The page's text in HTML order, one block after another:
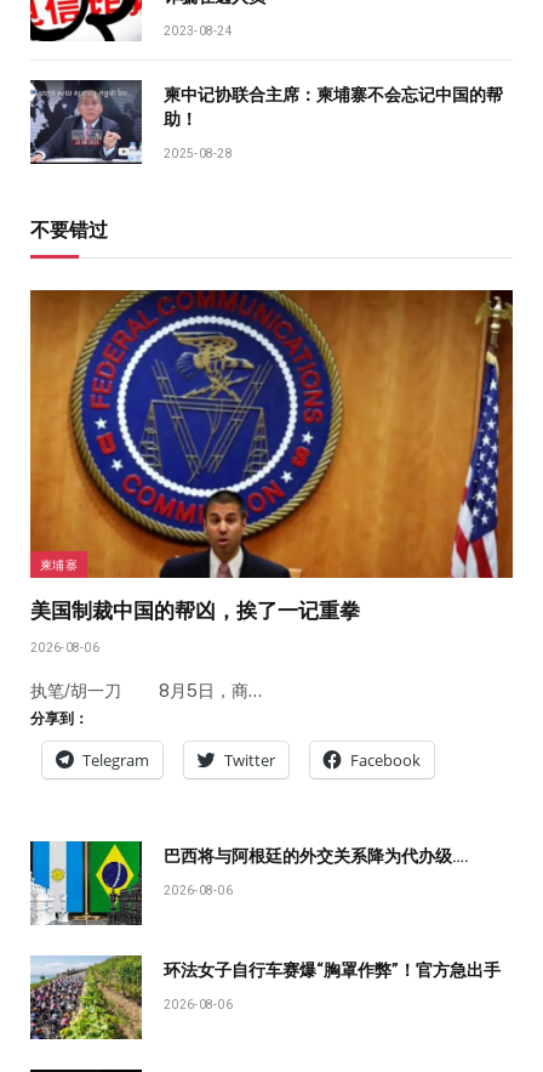
2023-08-24
柬中记协联合主席：柬埔寨不会忘记中国的帮
助！
2025-08-28
不要错过
柬埔寨
美国制裁中国的帮凶，挨了一记重拳
2026-08-06
执笔/胡一刀 8月5日，商…
分享到：
Telegram Twitter Facebook
巴西将与阿根廷的外交关系降为代办级….
2026-08-06
环法女子自行车赛爆“胸罩作弊”！官方急出手
2026-08-06